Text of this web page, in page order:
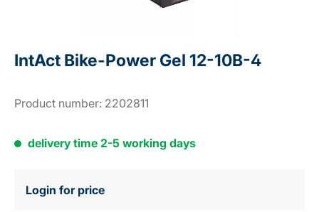
IntAct Bike-Power Gel 12-10B-4
Product number: 2202811
delivery time 2-5 working days
Login for price